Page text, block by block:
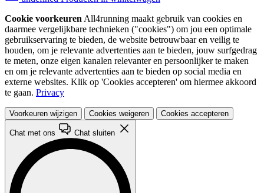
Cookie voorkeuren All4running maakt gebruik van cookies en
daarmee vergelijkbare technieken ("cookies") om jou een optimale
gebruikservaring te bieden, de website betrouwbaar en veilig te
houden, om je relevante advertenties aan te bieden, jouw surfgedrag
te meten, onze eigen kanalen relevanter en persoonlijker te maken
en om je relevante advertenties aan te bieden op social media en
externe websites. Klik op 'Cookies accepteren' om hiermee akkoord
te gaan. Privacy
Voorkeuren wijzigen Cookies weigeren Cookies accepteren
Chat met ons Chat sluiten